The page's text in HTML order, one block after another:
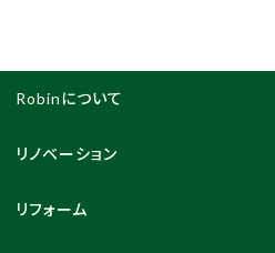
Robinについて
リノベーション
リフォーム